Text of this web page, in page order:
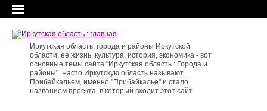
Иркутская область, города и районы Иркутской
области, ее жизнь, культура, история, экономика - вот
основные темы сайта "Иркутская область : Города и
районы". Часто Иркутскую область называют
Прибайкальем, именно "Прибайкалье" и стало
названием проекта, в который входит этот сайт.